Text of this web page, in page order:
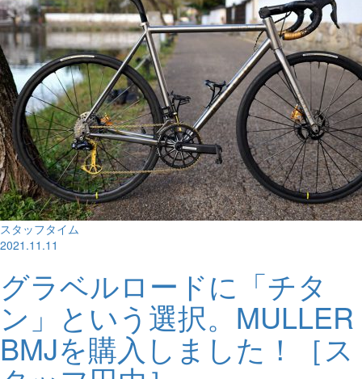
スタッフタイム
2021.11.11
グラベルロードに「チタ
ン」という選択。MULLER
BMJを購入しました！［ス